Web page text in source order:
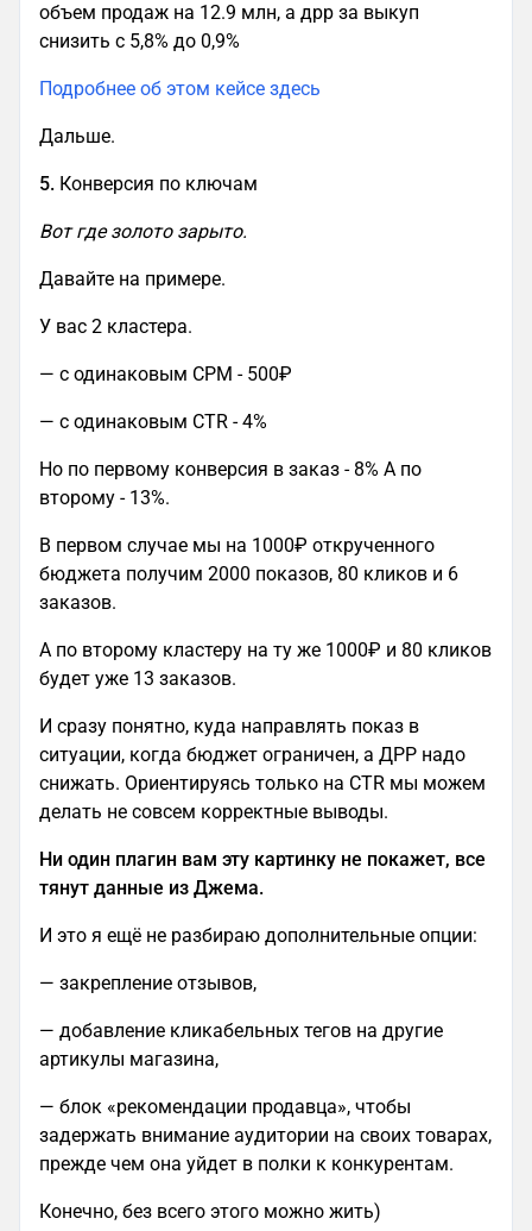
объем продаж на 12.9 млн, а дрр за выкуп
снизить с 5,8% до 0,9%
Подробнее об этом кейсе здесь
Дальше.
5. Конверсия по ключам
Вот где золото зарыто.
Давайте на примере.
У вас 2 кластера.
— с одинаковым CPM - 500₽
— с одинаковым CTR - 4%
Но по первому конверсия в заказ - 8% А по
второму - 13%.
В первом случае мы на 1000₽ открученного
бюджета получим 2000 показов, 80 кликов и 6
заказов.
А по второму кластеру на ту же 1000₽ и 80 кликов
будет уже 13 заказов.
И сразу понятно, куда направлять показ в
ситуации, когда бюджет ограничен, а ДРР надо
снижать. Ориентируясь только на CTR мы можем
делать не совсем корректные выводы.
Ни один плагин вам эту картинку не покажет, все
тянут данные из Джема.
И это я ещё не разбираю дополнительные опции:
— закрепление отзывов,
— добавление кликабельных тегов на другие
артикулы магазина,
— блок «рекомендации продавца», чтобы
задержать внимание аудитории на своих товарах,
прежде чем она уйдет в полки к конкурентам.
Конечно, без всего этого можно жить)